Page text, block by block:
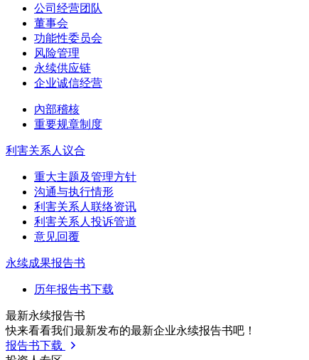
公司经营团队
董事会
功能性委员会
风险管理
永续供应链
企业诚信经营
內部稽核
重要规章制度
利害关系人议合
重大主题及管理方针
沟通与执行情形
利害关系人联络资讯
利害关系人投诉管道
意见回覆
永续成果报告书
历年报告书下载
最新永续报告书
快来看看我们最新发布的最新企业永续报告书吧！
报告书下载